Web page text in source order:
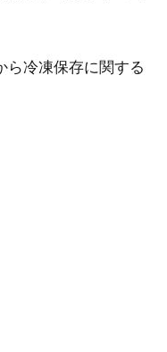
ら冷凍保存に関する